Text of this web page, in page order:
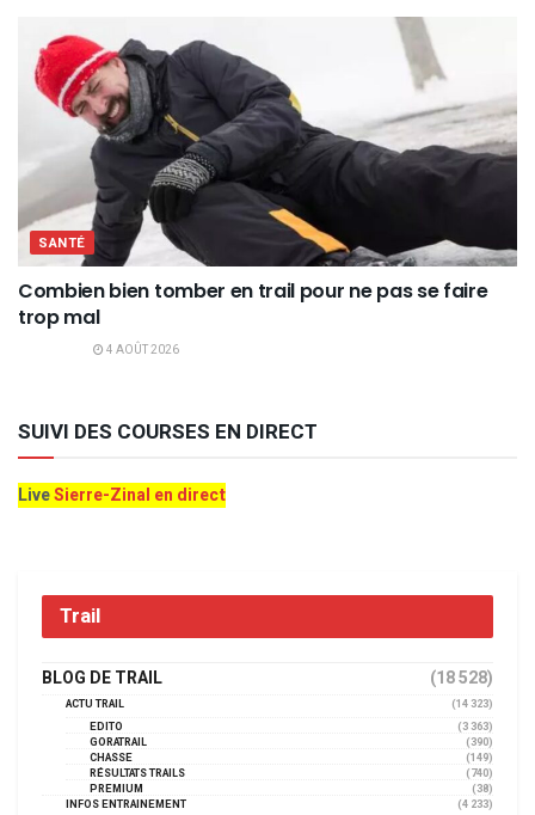
SANTÉ
Combien bien tomber en trail pour ne pas se faire
trop mal
4 AOÛT 2026
SUIVI DES COURSES EN DIRECT
LiveSierre-Zinal en direct
Trail
BLOG DE TRAIL (18 528)
ACTU TRAIL
(14 323)
EDITO
(3 363)
GORATRAIL
(390)
CHASSE
(149)
RÉSULTATS TRAILS
(740)
PREMIUM
(38)
INFOS ENTRAINEMENT
(4 233)